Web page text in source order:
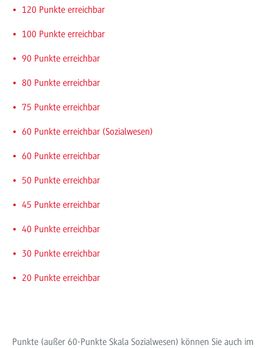
120 Punkte erreichbar
100 Punkte erreichbar
90 Punkte erreichbar
80 Punkte erreichbar
75 Punkte erreichbar
60 Punkte erreichbar (Sozialwesen)
60 Punkte erreichbar
50 Punkte erreichbar
45 Punkte erreichbar
40 Punkte erreichbar
30 Punkte erreichbar
20 Punkte erreichbar
Punkte (außer 60-Punkte Skala Sozialwesen) können Sie auch im